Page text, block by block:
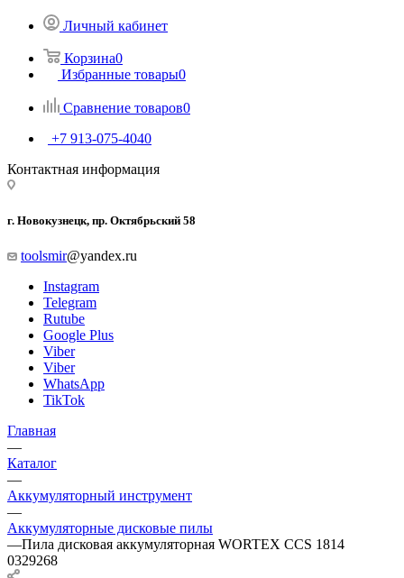
Личный кабинет
Корзина0
Избранные товары0
Сравнение товаров0
+7 913-075-4040
Контактная информация
г. Новокузнецк, пр. Октябрьский 58
toolsmir@yandex.ru
Instagram
Telegram
Rutube
Google Plus
Viber
Viber
WhatsApp
TikTok
Главная
—
Каталог
—
Аккумуляторный инструмент
—
Аккумуляторные дисковые пилы
—Пила дисковая аккумуляторная WORTEX CCS 1814
0329268